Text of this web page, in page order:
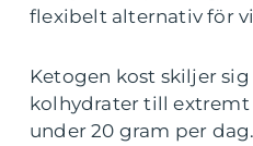
flexibelt alternativ för
Ketogen kost skiljer
kolhydrater till extremt
under 20 gram per